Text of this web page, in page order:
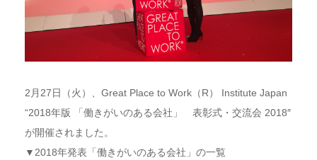
2月27日（火）、Great Place to Work（R） Institute Japan
“2018年版 「働きがいのある会社」 表彰式・交流会 2018″
が開催されました。
▼2018年発表「働きがいのある会社」の一覧